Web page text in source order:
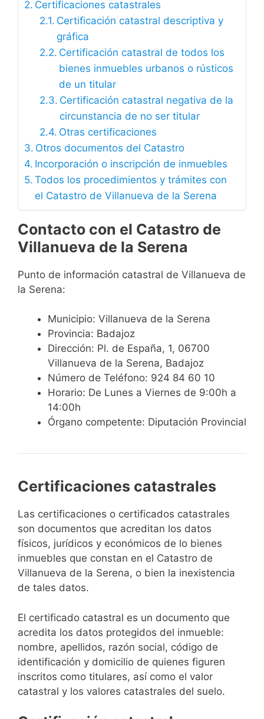
Certificaciones catastrales
Certificación catastral descriptiva y
gráfica
Certificación catastral de todos los
bienes inmuebles urbanos o rústicos
de un titular
Certificación catastral negativa de la
circunstancia de no ser titular
Otras certificaciones
Otros documentos del Catastro
Incorporación o inscripción de inmuebles
Todos los procedimientos y trámites con
el Catastro de Villanueva de la Serena
Contacto con el Catastro de
Villanueva de la Serena
Punto de información catastral de Villanueva de
la Serena:
Municipio: Villanueva de la Serena
Provincia: Badajoz
Dirección: Pl. de España, 1, 06700
Villanueva de la Serena, Badajoz
Número de Teléfono: 924 84 60 10
Horario: De Lunes a Viernes de 9:00h a
14:00h
Órgano competente: Diputación Provincial
Certificaciones catastrales
Las certificaciones o certificados catastrales
son documentos que acreditan los datos
físicos, jurídicos y económicos de lo bienes
inmuebles que constan en el Catastro de
Villanueva de la Serena, o bien la inexistencia
de tales datos.
El certificado catastral es un documento que
acredita los datos protegidos del inmueble:
nombre, apellidos, razón social, código de
identificación y domicilio de quienes figuren
inscritos como titulares, así como el valor
catastral y los valores catastrales del suelo.